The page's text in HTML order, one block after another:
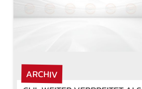
ARCHIV